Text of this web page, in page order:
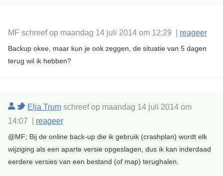
MF schreef op maandag 14 juli 2014 om 12:29 | reageer
Backup okee, maar kun je ook zeggen, de situatie van 5 dagen
terug wil ik hebben?
Elja Trumschreef op maandag 14 juli 2014 om
14:07 | reageer
@MF; Bij de online back-up die ik gebruik (crashplan) wordt elk
wijziging als een aparte versie opgeslagen, dus ik kan inderdaad
eerdere versies van een bestand (of map) terughalen.